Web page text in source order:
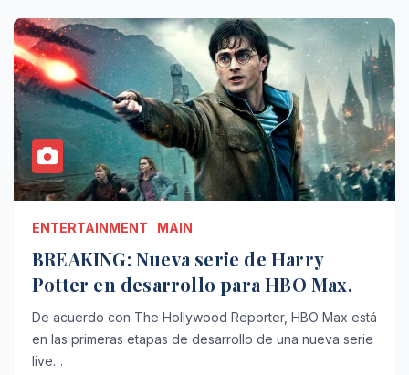
ENTERTAINMENT MAIN
BREAKING: Nueva serie de Harry
Potter en desarrollo para HBO Max.
De acuerdo con The Hollywood Reporter, HBO Max está
en las primeras etapas de desarrollo de una nueva serie
live…